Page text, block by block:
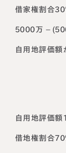
借家権割合30
5000万 –
自用地評価額
自用地評価額
借地権割合